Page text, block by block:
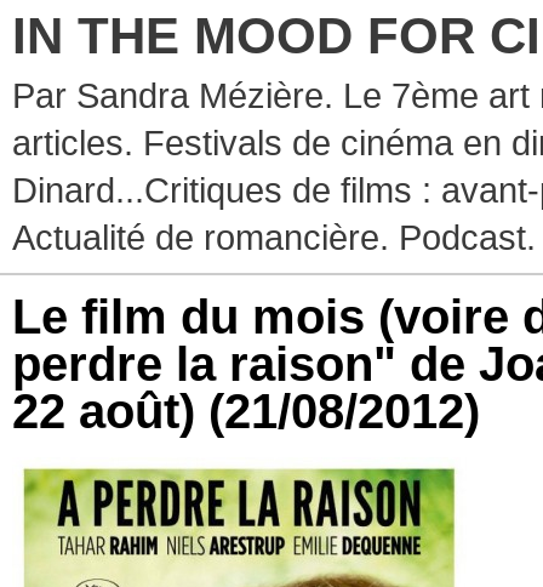
IN THE MOOD FOR
Par Sandra Mézière. Le 7ème
articles. Festivals de cinéma en
Dinard...Critiques de films :
Actualité de romancière. Podcast.
Le film du mois (voire
perdre la raison" de
22 août) (21/08/2012)